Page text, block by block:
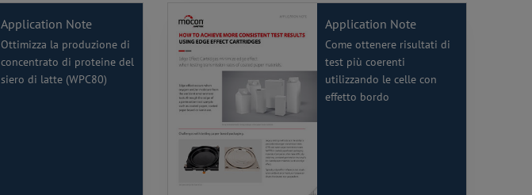
Application Note
Ottimizza la produzione di
concentrato di proteine ​​del
siero di latte (WPC80)
Application Note
Come ottenere risultati di
test più coerenti
utilizzando le celle con
effetto bordo